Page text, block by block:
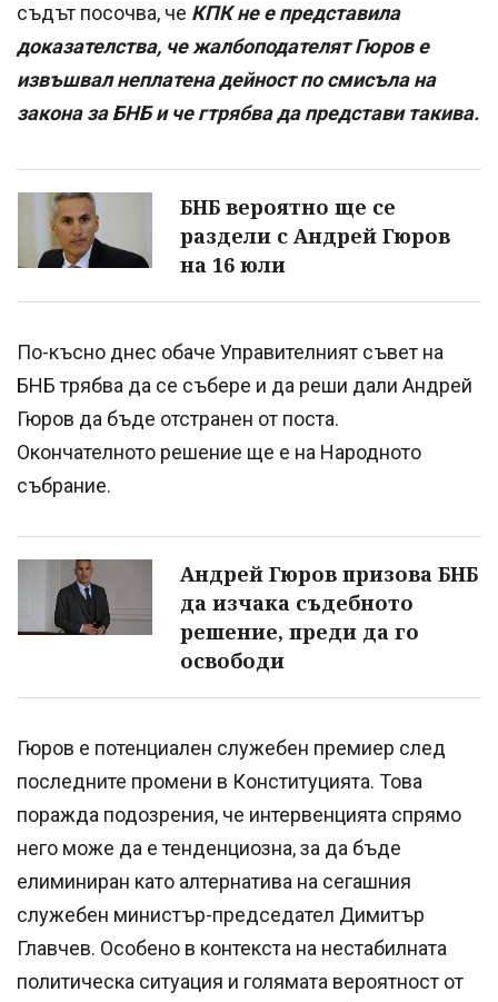
съдът посочва, че КПК не е представила
доказателства, че жалбоподателят Гюров е
извъшвал неплатена дейност по смисъла на
закона за БНБ и че гтрябва да представи такива.
БНБ вероятно ще се
раздели с Андрей Гюров
на 16 юли
По-късно днес обаче Управителният съвет на
БНБ трябва да се събере и да реши дали Андрей
Гюров да бъде отстранен от поста.
Окончателното решение ще е на Народното
събрание.
Андрей Гюров призова БНБ
да изчака съдебното
решение, преди да го
освободи
Гюров е потенциален служебен премиер след
последните промени в Конституцията. Това
поражда подозрения, че интервенцията спрямо
него може да е тенденциозна, за да бъде
елиминиран като алтернатива на сегашния
служебен министър-председател Димитър
Главчев. Особено в контекста на нестабилната
политическа ситуация и голямата вероятност от